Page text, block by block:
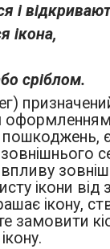
і
ікона,
сріблом.
ікони
ікону,